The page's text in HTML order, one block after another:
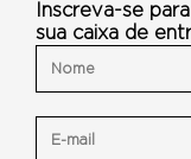
Inscreva-se
sua caixa de